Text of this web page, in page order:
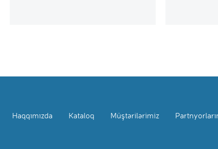
Haqqımızda Kataloq Müştərilərimiz